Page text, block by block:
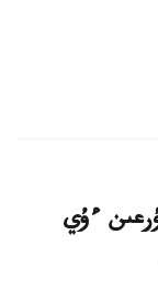
تۇرعىن ءۇي